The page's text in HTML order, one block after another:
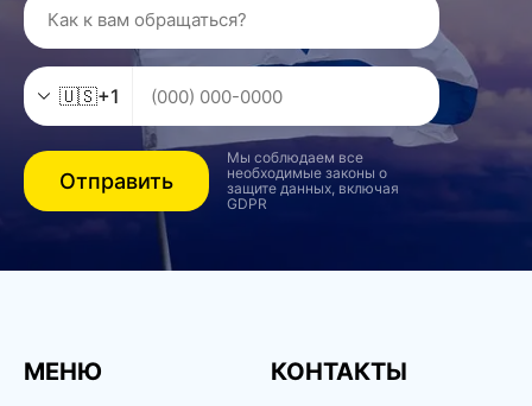
🇺🇸+1
Отправить
Мы соблюдаем все
необходимые законы о
защите данных, включая
GDPR
МЕНЮ КОНТАКТЫ